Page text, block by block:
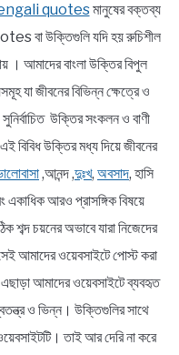
Bengali quotesমানুষের বক্তব্য
বা উক্তিগুলি যদি হয় রুচিশীল
। আমাদের বাংলা উক্তির বিপুল
যা জীবনের বিভিন্ন ক্ষেত্রে ও
সুনির্বাচিত উক্তির সংকলন ও বাণী
বিবিধ উক্তির মধ্য দিয়ে জীবনের
,আনন্দ ,দুঃখ, অবসাদ, হাসি
একাধিক আরও প্রাসঙ্গিক বিষয়ে
চয়নের অভাবে যারা নিজেদের
আমাদের ওয়েবসাইটে পোস্ট করা
আমাদের ওয়েবসাইটে ব্যবহৃত
ও ভিন্ন। উক্তিগুলির সাথে
তাই আর দেরি না করে